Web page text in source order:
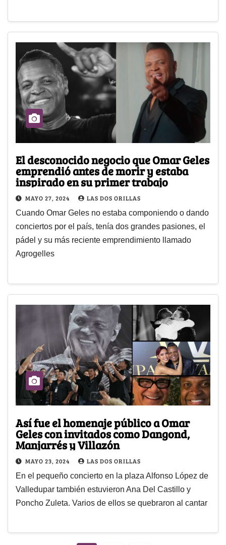
El desconocido negocio que Omar Geles
emprendió antes de morir y estaba
inspirado en su primer trabajo
MAYO 27, 2024 LAS DOS ORILLAS
Cuando Omar Geles no estaba componiendo o dando
conciertos por el país, tenía dos grandes pasiones, el
pádel y su más reciente emprendimiento llamado
Agrogelles
Así fue el homenaje público a Omar
Geles con invitados como Dangond,
Manjarrés y Villazón
MAYO 23, 2024 LAS DOS ORILLAS
En el pequeño concierto en la plaza Alfonso López de
Valledupar también estuvieron Ana Del Castillo y
Poncho Zuleta. Varios de ellos se quebraron al cantar